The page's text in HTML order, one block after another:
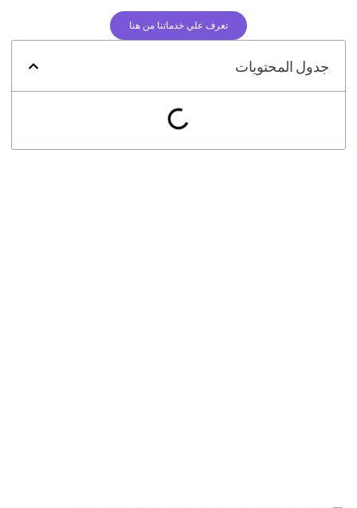
تعرف علي خدماتنا من هنا
جدول المحتويات